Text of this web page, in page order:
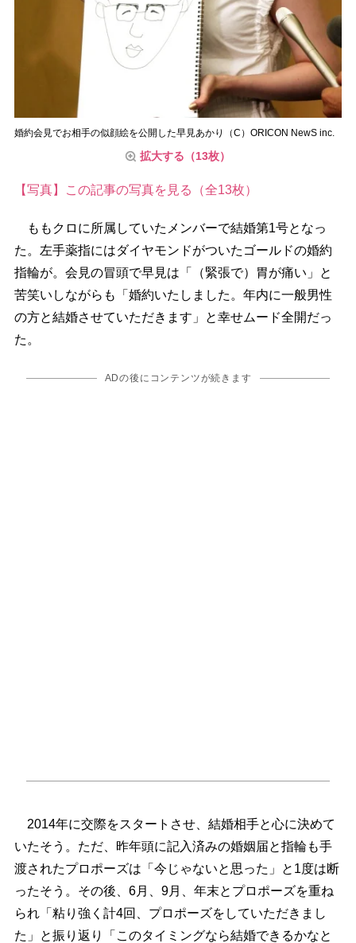
婚約会見でお相手の似顔絵を公開した早見あかり（C）ORICON NewS inc.
拡大する（13枚）
【写真】この記事の写真を見る（全13枚）
ももクロに所属していたメンバーで結婚第1号となっ
た。左手薬指にはダイヤモンドがついたゴールドの婚約
指輪が。会見の冒頭で早見は「（緊張で）胃が痛い」と
苦笑いしながらも「婚約いたしました。年内に一般男性
の方と結婚させていただきます」と幸せムード全開だっ
た。
ADの後にコンテンツが続きます
2014年に交際をスタートさせ、結婚相手と心に決めて
いたそう。ただ、昨年頭に記入済みの婚姻届と指輪も手
渡されたプロポーズは「今じゃないと思った」と1度は断
ったそう。その後、6月、9月、年末とプロポーズを重ね
られ「粘り強く計4回、プロポーズをしていただきまし
た」と振り返り「このタイミングなら結婚できるかなと